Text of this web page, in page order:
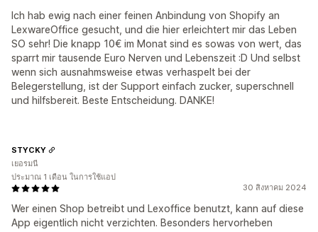
Ich hab ewig nach einer feinen Anbindung von Shopify an
LexwareOffice gesucht, und die hier erleichtert mir das Leben
SO sehr! Die knapp 10€ im Monat sind es sowas von wert, das
sparrt mir tausende Euro Nerven und Lebenszeit :D Und selbst
wenn sich ausnahmsweise etwas verhaspelt bei der
Belegerstellung, ist der Support einfach zucker, superschnell
und hilfsbereit. Beste Entscheidung. DANKE!
30 สิงหาคม 2024
Wer einen Shop betreibt und Lexoffice benutzt, kann auf diese
App eigentlich nicht verzichten. Besonders hervorheben
STYCKY
เยอรมนี
ประมาณ 1 เดือน ในการใช้แอป